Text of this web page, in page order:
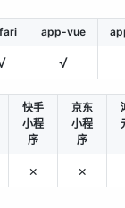
app-vue
√
快手
小程
序
京东
小程
序
× ×